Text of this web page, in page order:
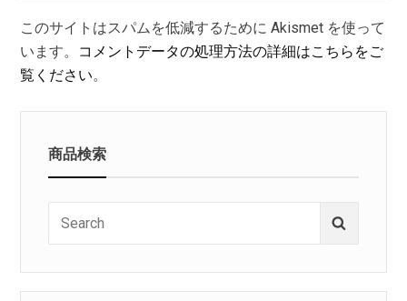
このサイトはスパムを低減するために Akismet を使って
います。 コメントデータの処理方法の詳細はこちらをご
覧ください。
商品検索